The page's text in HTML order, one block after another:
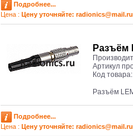
Подробнее...
Цена : Цену уточняйте: radioniсs@mail.ru
Разъём
Артикул
Код
Разъём
Подробнее...
Цена : Цену уточняйте: radioniсs@mail.ru